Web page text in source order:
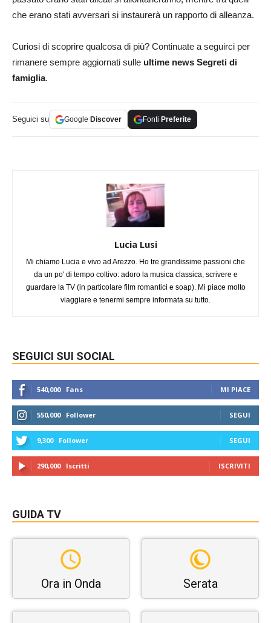
che erano stati avversari si instaurerà un rapporto di alleanza.
Curiosi di scoprire qualcosa di più? Continuate a seguirci per
rimanere sempre aggiornati sulle ultime news Segreti di
famiglia.
Seguici su Google Discover Fonti Preferite
Lucia Lusi
Mi chiamo Lucia e vivo ad Arezzo. Ho tre grandissime passioni che
da un po' di tempo coltivo: adoro la musica classica, scrivere e
guardare la TV (in particolare film romantici e soap). Mi piace molto
viaggiare e tenermi sempre informata su tutto.
SEGUICI SUI SOCIAL
540,000 Fans MI PIACE
550,000 Follower SEGUI
9,300 Follower SEGUI
290,000 Iscritti ISCRIVITI
GUIDA TV
Ora in Onda Serata